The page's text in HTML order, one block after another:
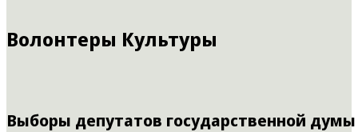
Волонтеры Культуры
Выборы депутатов государственной думы